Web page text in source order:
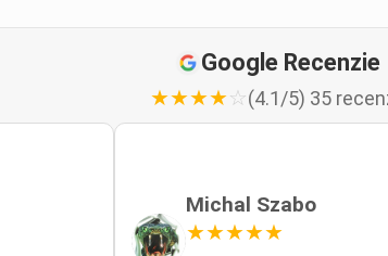
Google Recenzie
★★★★☆(4.1/5) 35
Michal Szabo
★★★★★